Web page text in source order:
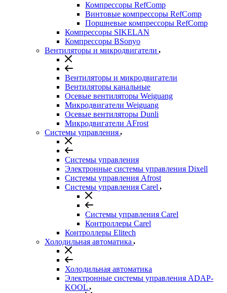
Компрессоры RefComp
Винтовые компрессоры RefComp
Поршневые компрессоры RefComp
Компрессоры SIKELAN
Компрессоры BSonyo
Вентиляторы и микродвигатели
Вентиляторы и микродвигатели
Вентиляторы канальные
Осевые вентиляторы Weiguang
Микродвигатели Weiguang
Осевые вентиляторы Dunli
Микродвигатели AFrost
Системы управления
Системы управления
Электронные системы управления Dixell
Системы управления Afrost
Системы управления Carel
Системы управления Carel
Контроллеры Carel
Контроллеры Elitech
Холодильная автоматика
Холодильная автоматика
Электронные системы управления ADAP-
KOOL